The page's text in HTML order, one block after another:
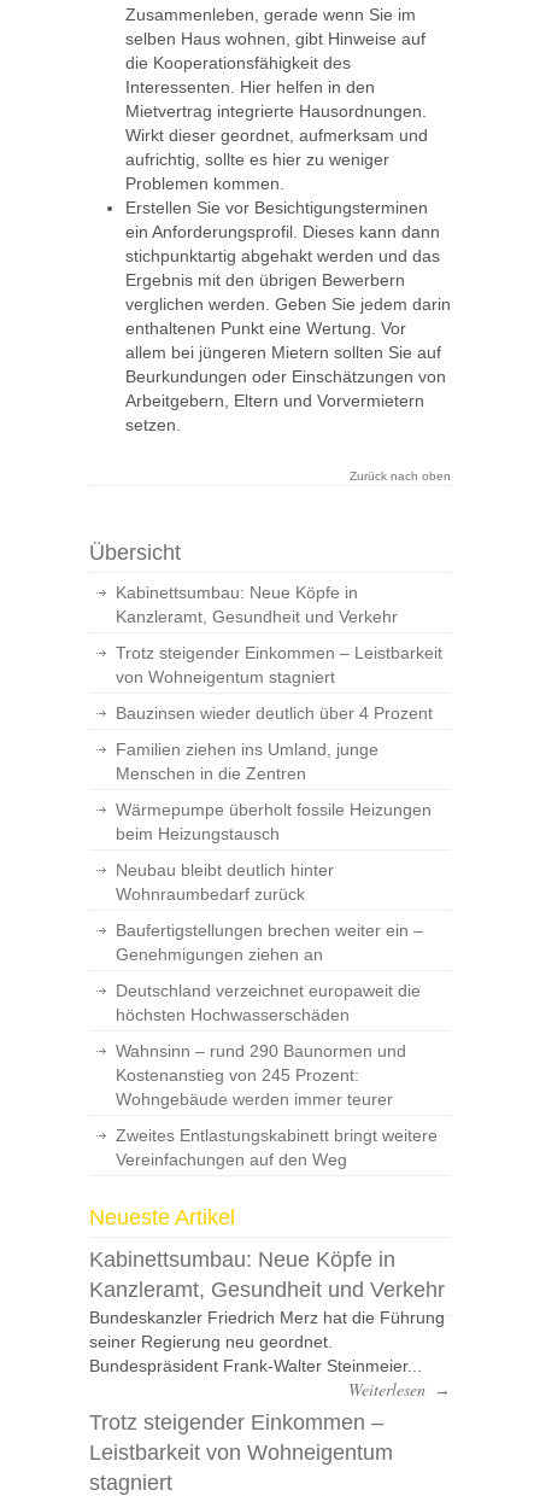
Zusammenleben, gerade wenn Sie im
selben Haus wohnen, gibt Hinweise auf
die Kooperationsfähigkeit des
Interessenten. Hier helfen in den
Mietvertrag integrierte Hausordnungen.
Wirkt dieser geordnet, aufmerksam und
aufrichtig, sollte es hier zu weniger
Problemen kommen.
Erstellen Sie vor Besichtigungsterminen
ein Anforderungsprofil. Dieses kann dann
stichpunktartig abgehakt werden und das
Ergebnis mit den übrigen Bewerbern
verglichen werden. Geben Sie jedem darin
enthaltenen Punkt eine Wertung. Vor
allem bei jüngeren Mietern sollten Sie auf
Beurkundungen oder Einschätzungen von
Arbeitgebern, Eltern und Vorvermietern
setzen.
Zurück nach oben
Übersicht
Kabinettsumbau: Neue Köpfe in
Kanzleramt, Gesundheit und Verkehr
Trotz steigender Einkommen – Leistbarkeit
von Wohneigentum stagniert
Bauzinsen wieder deutlich über 4 Prozent
Familien ziehen ins Umland, junge
Menschen in die Zentren
Wärmepumpe überholt fossile Heizungen
beim Heizungstausch
Neubau bleibt deutlich hinter
Wohnraumbedarf zurück
Baufertigstellungen brechen weiter ein –
Genehmigungen ziehen an
Deutschland verzeichnet europaweit die
höchsten Hochwasserschäden
Wahnsinn – rund 290 Baunormen und
Kostenanstieg von 245 Prozent:
Wohngebäude werden immer teurer
Zweites Entlastungskabinett bringt weitere
Vereinfachungen auf den Weg
Neueste Artikel
Kabinettsumbau: Neue Köpfe in
Kanzleramt, Gesundheit und Verkehr
Bundeskanzler Friedrich Merz hat die Führung
seiner Regierung neu geordnet.
Bundespräsident Frank-Walter Steinmeier...
Weiterlesen →
Trotz steigender Einkommen –
Leistbarkeit von Wohneigentum
stagniert